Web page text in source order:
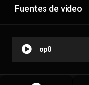
Fuentes de vídeo
op0